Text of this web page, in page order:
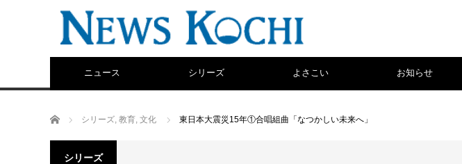
ニュース シリーズ よさこい お知らせ
ホーム シリーズ, 教育, 文化 東日本大震災15年①合唱組曲「なつかしい未来へ」
シリーズ